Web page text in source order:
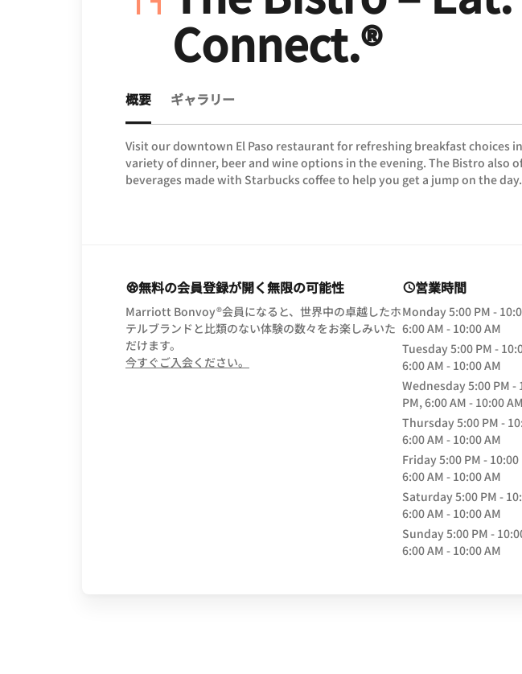
Connect.®
概要 ギャラリー
Visit our downtown El Paso restaurant for refreshing breakfast choices
variety of dinner, beer and wine options in the evening. The Bistro also
beverages made with Starbucks coffee to help you get a jump on the day.
無料の会員登録が開く無限の可能性
Marriott Bonvoy®会員になると、世界中の卓越したホ
テルブランドと比類のない体験の数々をお楽しみいた
だけます。
今すぐご入会ください。
営業時間
Monday5:00 PM -
6:00 AM - 10:00 AM
Tuesday5:00 PM -
6:00 AM - 10:00 AM
Wednesday5:00 PM -
PM, 6:00 AM - 10:00 AM
Thursday5:00 PM -
6:00 AM - 10:00 AM
Friday5:00 PM - 10:00
6:00 AM - 10:00 AM
Saturday5:00 PM -
6:00 AM - 10:00 AM
Sunday5:00 PM -
6:00 AM - 10:00 AM